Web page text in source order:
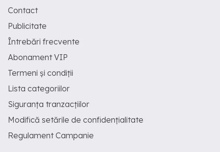
Contact
Publicitate
Întrebări frecvente
Abonament VIP
Termeni și condiții
Lista categoriilor
Siguranța tranzacțiilor
Modifică setările de confidențialitate
Regulament Campanie